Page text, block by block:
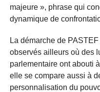
majeure », phrase qui
dynamique de
La démarche de
observés ailleurs où des
parlementaire ont abouti
elle se compare aussi à
personnalisation du